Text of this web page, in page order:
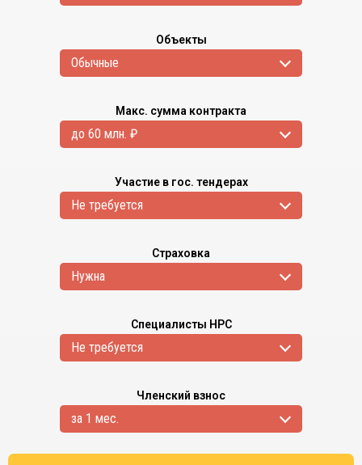
Объекты
Обычные
Макс. сумма контракта
до 60 млн. ₽
Участие в гос. тендерах
Не требуется
Страховка
Нужна
Специалисты НРС
Не требуется
Членский взнос
за 1 мес.